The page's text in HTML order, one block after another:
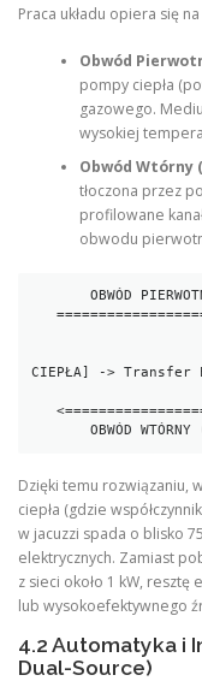
Praca układu opiera się
Obwód
pompy ciepła
gazowego.
wysokiej
Obwód Wtórny
tłoczona przez
profilowane
obwodu
       OBWÓD PIERWOTNY (Domowa Pompa Ciepła / Kocioł)
   =======================> [Glikol / Woda Kotłowa] ===+
CIEPŁA] -> Transfer
   <======================= [Powrót Medium] ===========+
Dzięki temu rozwiązaniu,
ciepła (gdzie
w jacuzzi spada o blisko
elektrycznych. Zamiast
z sieci około 1 kW,
lub wysokoefektywnego
4.2 Automatyka i
Dual-Source)